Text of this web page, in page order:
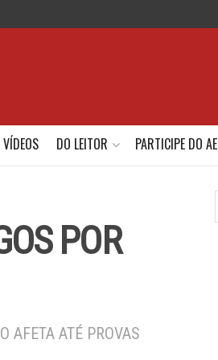
VÍDEOS DO LEITOR PARTICIPE DO AE
POR
AFETA ATÉ PROVAS